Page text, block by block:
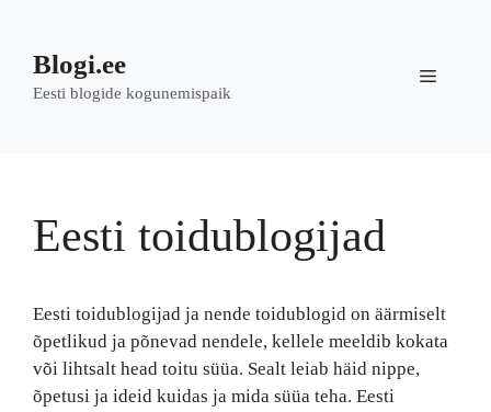
contentBlogi.ee
Eesti blogide kogunemispaik
Menu
Eesti toidublogijad
Eesti toidublogijad ja nende toidublogid on äärmiselt
õpetlikud ja põnevad nendele, kellele meeldib kokata
või lihtsalt head toitu süüa. Sealt leiab häid nippe,
õpetusi ja ideid kuidas ja mida süüa teha. Eesti